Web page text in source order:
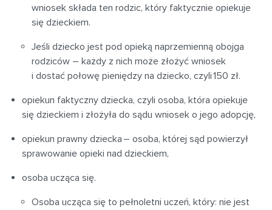
wniosek składa ten rodzic, który faktycznie opiekuje
się dzieckiem.
Jeśli dziecko jest pod opieką naprzemienną obojga
rodziców – każdy z nich może złożyć wniosek
i dostać połowę pieniędzy na dziecko, czyli 150 zł.
opiekun faktyczny dziecka, czyli osoba, która opiekuje
się dzieckiem i złożyła do sądu wniosek o jego adopcję,
opiekun prawny dziecka – osoba, której sąd powierzył
sprawowanie opieki nad dzieckiem,
osoba ucząca się.
Osoba ucząca się to pełnoletni uczeń, który: nie jest